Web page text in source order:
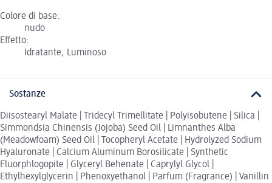
Colore di base:
nudo
Effetto:
Idratante, Luminoso
Sostanze
Diisostearyl Malate | Tridecyl Trimellitate | Polyisobutene | Silica |
Simmondsia Chinensis (Jojoba) Seed Oil | Limnanthes Alba
(Meadowfoam) Seed Oil | Tocopheryl Acetate | Hydrolyzed Sodium
Hyaluronate | Calcium Aluminum Borosilicate | Synthetic
Fluorphlogopite | Glyceryl Behenate | Caprylyl Glycol |
Ethylhexylglycerin | Phenoxyethanol | Parfum (Fragrance) | Vanillin